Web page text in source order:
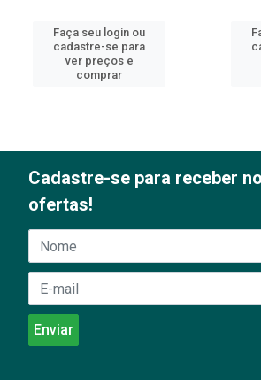
Faça seu login ou
cadastre-se para
ver preços e
comprar
Cadastre-se para receber
ofertas!